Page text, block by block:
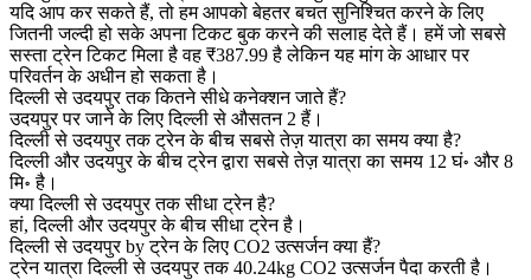
यदि आप कर सकते हैं, तो हम आपको बेहतर बचत सुनिश्चित करने के लिए
जितनी जल्दी हो सके अपना टिकट बुक करने की सलाह देते हैं। हमें जो सबसे
सस्ता ट्रेन टिकट मिला है वह ₹387.99 है लेकिन यह मांग के आधार पर
परिवर्तन के अधीन हो सकता है।
दिल्ली से उदयपुर तक कितने सीधे कनेक्शन जाते हैं?
उदयपुर पर जाने के लिए दिल्ली से औसतन 2 हैं।
दिल्ली से उदयपुर तक ट्रेन के बीच सबसे तेज़ यात्रा का समय क्या है?
दिल्ली और उदयपुर के बीच ट्रेन द्वारा सबसे तेज़ यात्रा का समय 12 घं॰ और 8
मि॰ है।
क्या दिल्ली से उदयपुर तक सीधा ट्रेन है?
हां, दिल्ली और उदयपुर के बीच सीधा ट्रेन है।
दिल्ली से उदयपुर by ट्रेन के लिए CO2 उत्सर्जन क्या हैं?
ट्रेन यात्रा दिल्ली से उदयपुर तक 40.24kg CO2 उत्सर्जन पैदा करती है।